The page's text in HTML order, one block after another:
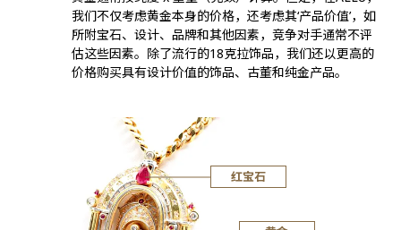
我们不仅考虑黄金本身的价格，还考虑其‘产品价值’，如
所附宝石、设计、品牌和其他因素，竞争对手通常不评
估这些因素。除了流行的18克拉饰品，我们还以更高的
价格购买具有设计价值的饰品、古董和纯金产品。
红宝石